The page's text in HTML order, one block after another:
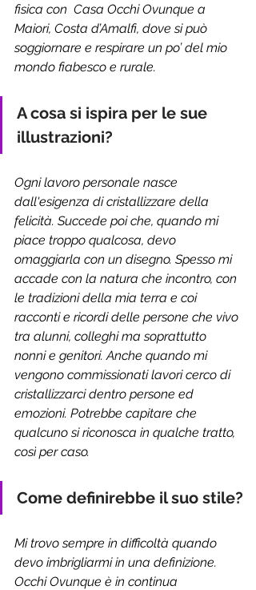
fisica con  Casa Occhi Ovunque a
Maiori, Costa d’Amalfi, dove si può
soggiornare e respirare un po’ del mio
mondo fiabesco e rurale.
A cosa si ispira per le sue
illustrazioni?
Ogni lavoro personale nasce
dall'esigenza di cristallizzare della
felicità. Succede poi che, quando mi
piace troppo qualcosa, devo
omaggiarla con un disegno. Spesso mi
accade con la natura che incontro, con
le tradizioni della mia terra e coi
racconti e ricordi delle persone che vivo
tra alunni, colleghi ma soprattutto
nonni e genitori. Anche quando mi
vengono commissionati lavori cerco di
cristallizzarci dentro persone ed
emozioni. Potrebbe capitare che
qualcuno si riconosca in qualche tratto,
così per caso.
Come definirebbe il suo stile?
Mi trovo sempre in difficoltà quando
devo imbrigliarmi in una definizione.
Occhi Ovunque è in continua